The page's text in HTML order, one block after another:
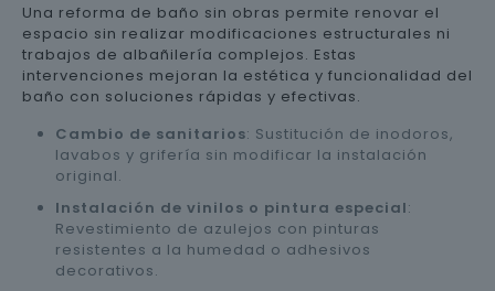
Una reforma de baño sin obras permite renovar el
espacio sin realizar modificaciones estructurales ni
trabajos de albañilería complejos. Estas
intervenciones mejoran la estética y funcionalidad del
baño con soluciones rápidas y efectivas.
Cambio de sanitarios: Sustitución de inodoros,
lavabos y grifería sin modificar la instalación
original.
Instalación de vinilos o pintura especial:
Revestimiento de azulejos con pinturas
resistentes a la humedad o adhesivos
decorativos.